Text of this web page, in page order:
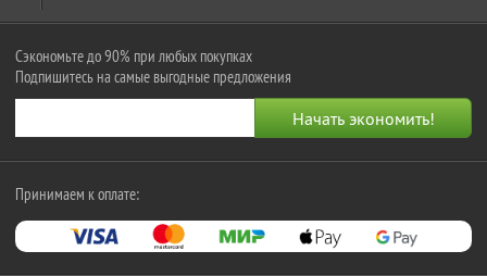
Сэкономьте до 90% при любых покупках
Подпишитесь на самые выгодные предложения
Принимаем к оплате: